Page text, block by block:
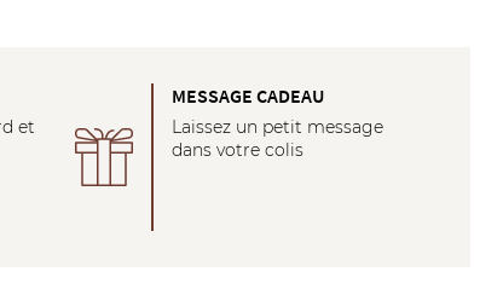
et
MESSAGE CADEAU
Laissez un petit message
dans votre colis